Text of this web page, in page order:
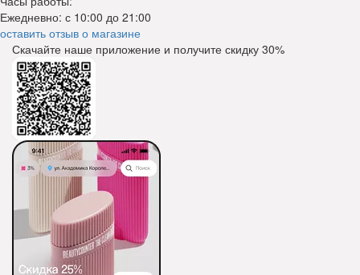
Ежедневно: с 10:00 до 21:00
оставить отзыв о магазине
Скачайте наше приложение и получите скидку 30%